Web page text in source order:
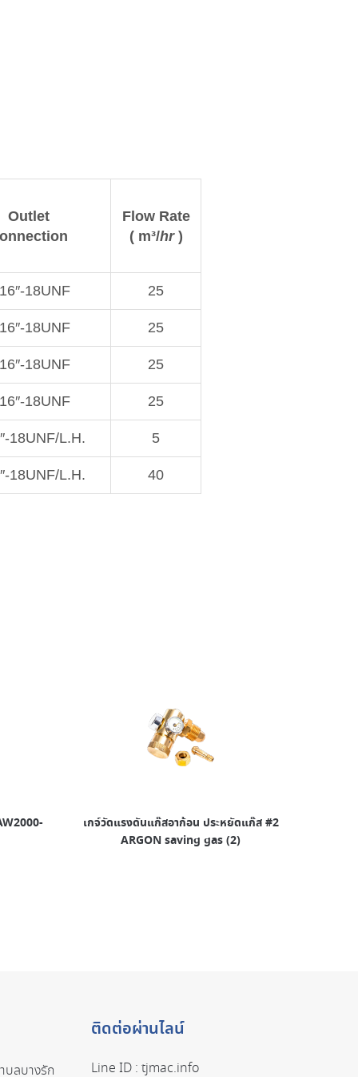
Outlet
Flow Rate
( m³/hr )
18UNF 25
18UNF 25
18UNF 25
18UNF 25
18UNF/L.H. 5
18UNF/L.H. 40
เกจ์วัดแรงดันแก๊สอาก้อน ประหยัดแก๊ส #2
ARGON saving gas (2)
ลบางรัก
ติดต่อผ่านไลน์
Line ID :tjmac.info